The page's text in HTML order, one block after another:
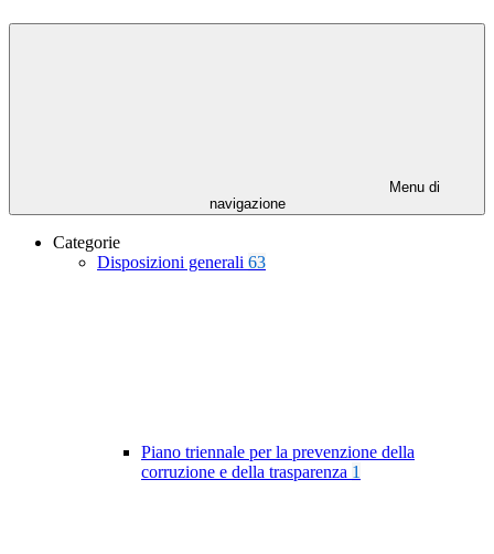
Menu di
navigazione
Categorie
Disposizioni generali 63
Piano triennale per la prevenzione della
corruzione e della trasparenza 1